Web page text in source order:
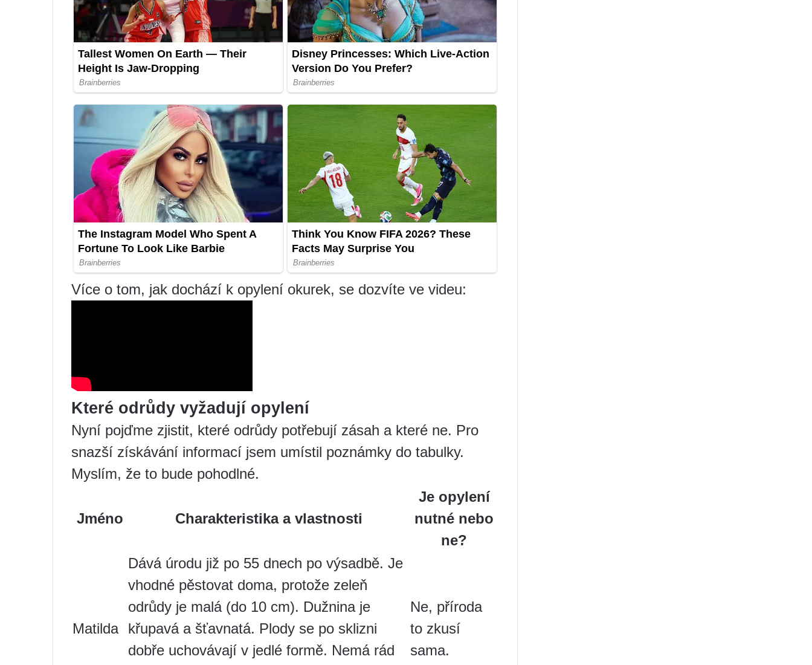
Více o tom, jak dochází k opylení okurek, se dozvíte ve videu:
Které odrůdy vyžadují opylení
Nyní pojďme zjistit, které odrůdy potřebují zásah a které ne. Pro
snazší získávání informací jsem umístil poznámky do tabulky.
Myslím, že to bude pohodlné.
Jméno Charakteristika a vlastnosti
Je opylení
nutné nebo
ne?
Matilda
Dává úrodu již po 55 dnech po výsadbě. Je
vhodné pěstovat doma, protože zeleň
odrůdy je malá (do 10 cm). Dužnina je
křupavá a šťavnatá. Plody se po sklizni
dobře uchovávají v jedlé formě. Nemá rád
Ne, příroda
to zkusí
sama.